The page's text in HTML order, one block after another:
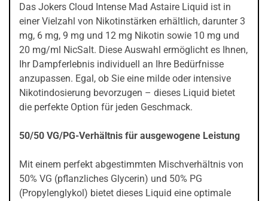
Das Jokers Cloud Intense Mad Astaire Liquid ist in
einer Vielzahl von Nikotinstärken erhältlich, darunter 3
mg, 6 mg, 9 mg und 12 mg Nikotin sowie 10 mg und
20 mg/ml NicSalt. Diese Auswahl ermöglicht es Ihnen,
Ihr Dampferlebnis individuell an Ihre Bedürfnisse
anzupassen. Egal, ob Sie eine milde oder intensive
Nikotindosierung bevorzugen – dieses Liquid bietet
die perfekte Option für jeden Geschmack.
50/50 VG/PG-Verhältnis für ausgewogene Leistung
Mit einem perfekt abgestimmten Mischverhältnis von
50% VG (pflanzliches Glycerin) und 50% PG
(Propylenglykol) bietet dieses Liquid eine optimale